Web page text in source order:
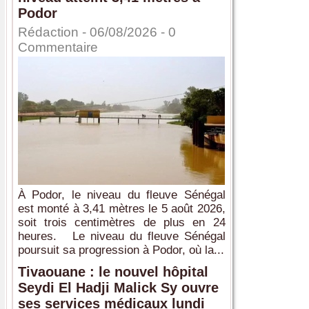
Podor
Rédaction - 06/08/2026 - 0
Commentaire
À Podor, le niveau du fleuve Sénégal
est monté à 3,41 mètres le 5 août 2026,
soit trois centimètres de plus en 24
heures. Le niveau du fleuve Sénégal
poursuit sa progression à Podor, où la...
Tivaouane : le nouvel hôpital
Seydi El Hadji Malick Sy ouvre
ses services médicaux lundi